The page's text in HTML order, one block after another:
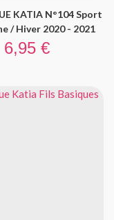
KATIA N°104 Sport
/ Hiver 2020 - 2021
Prix
6,95 €